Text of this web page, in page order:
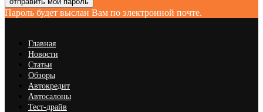
Пароль будет выслан Вам по электронной почте.
Главная
Новости
Статьи
Обзоры
Автокредит
Автосалоны
Тест-драйв